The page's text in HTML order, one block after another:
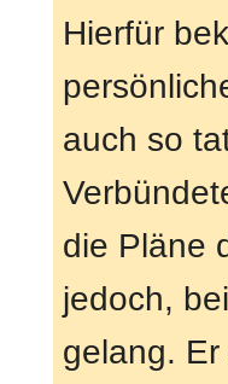
Hierfür
auch so
die Pläne
jedoch,
gelang.